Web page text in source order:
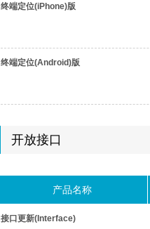
终端定位(iPhone)版
终端定位(Android)版
开放接口
产品名称
接口更新(Interface)